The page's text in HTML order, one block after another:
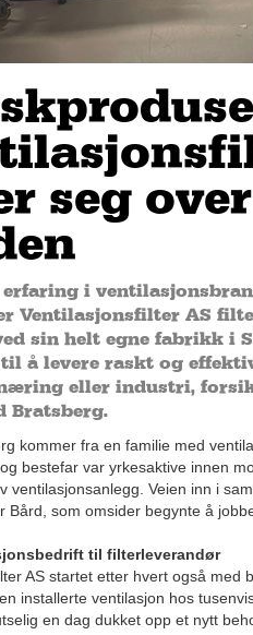
seg
erfaring i
Ventilasjonsfilter AS
sin helt egne fabrikk i
å levere raskt og
eller industri,
Bratsberg.
kommer fra en familie med
bestefar var yrkesaktive innen
ventilasjonsanlegg. Veien inn i
Bård, som omsider begynte å
til filterleverandør
AS startet etter hvert også med
installerte ventilasjon hos
en dag dukket opp et nytt